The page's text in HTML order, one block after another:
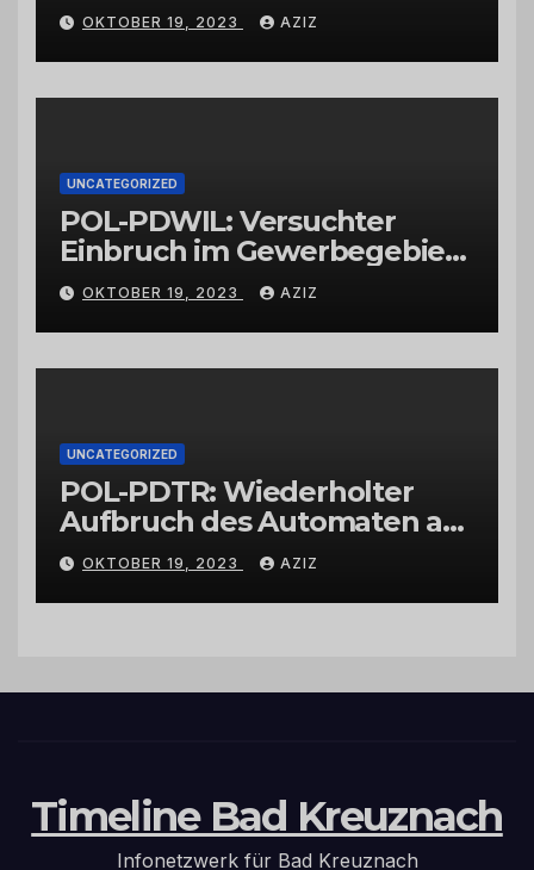
OKTOBER 19, 2023 AZIZ
UNCATEGORIZED
POL-PDWIL: Versuchter
Einbruch im Gewerbegebiet
Wittlich
OKTOBER 19, 2023 AZIZ
UNCATEGORIZED
POL-PDTR: Wiederholter
Aufbruch des Automaten am
Wohnmobilstellplatz in
Hermeskeil am Labachweg
OKTOBER 19, 2023 AZIZ
Timeline Bad Kreuznach
Infonetzwerk für Bad Kreuznach